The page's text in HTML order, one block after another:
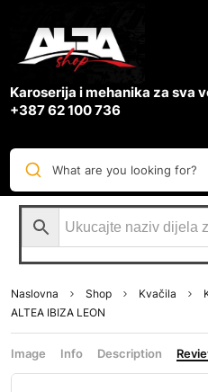
Karoserija i mehanika za sva
+387 62 100 736
What are you looking for?
Naslovna Shop Kvačila
ALTEA IBIZA LEON
Image Info Description